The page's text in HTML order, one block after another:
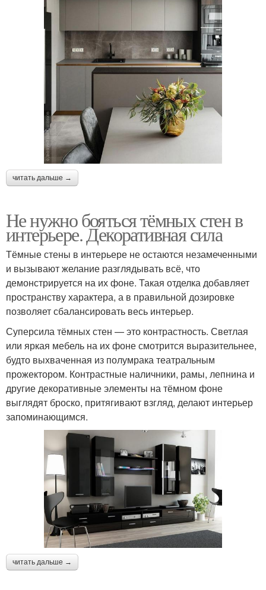
читать дальше →
Не нужно бояться тёмных стен в
интерьере. Декоративная сила
Тёмные стены в интерьере не остаются незамеченными
и вызывают желание разглядывать всё, что
демонстрируется на их фоне. Такая отделка добавляет
пространству характера, а в правильной дозировке
позволяет сбалансировать весь интерьер.
Суперсила тёмных стен — это контрастность. Светлая
или яркая мебель на их фоне смотрится выразительнее,
будто выхваченная из полумрака театральным
прожектором. Контрастные наличники, рамы, лепнина и
другие декоративные элементы на тёмном фоне
выглядят броско, притягивают взгляд, делают интерьер
запоминающимся.
читать дальше →